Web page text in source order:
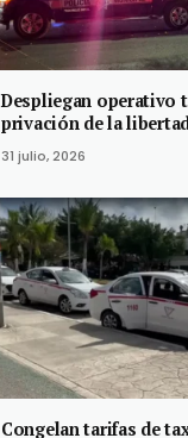
Despliegan operativo
privación de la
31 julio, 2026
Congelan tarifas de